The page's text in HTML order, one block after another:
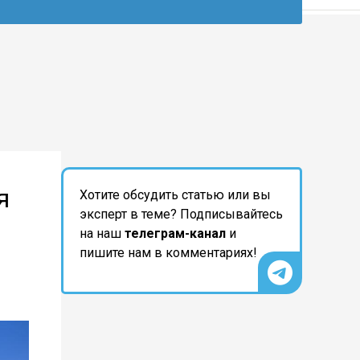
Хотите обсудить статью или вы
эксперт в теме? Подписывайтесь
на наш телеграм-канал и
пишите нам в комментариях!